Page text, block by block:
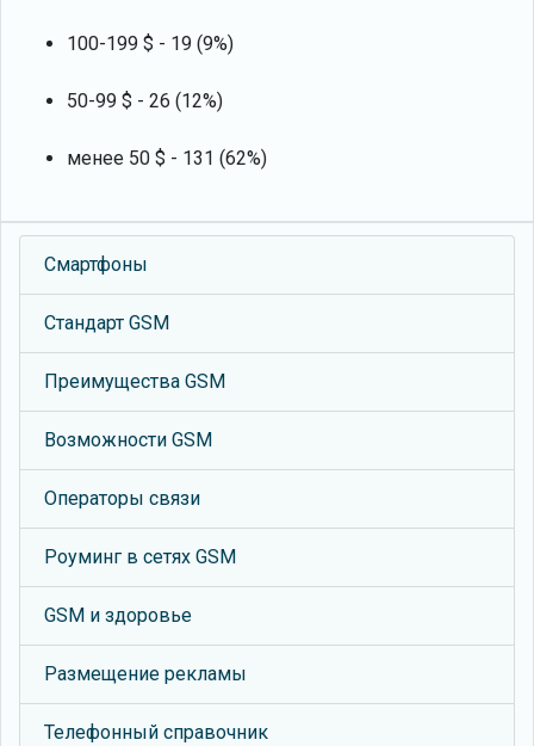
100-199 $ - 19 (9%)
50-99 $ - 26 (12%)
менее 50 $ - 131 (62%)
Смартфоны
Стандарт GSM
Преимущества GSM
Возможности GSM
Операторы связи
Роуминг в сетях GSM
GSM и здоровье
Размещение рекламы
Телефонный справочник